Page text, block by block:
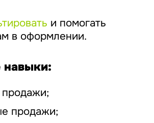
и помогать
в оформлении.
продажи;